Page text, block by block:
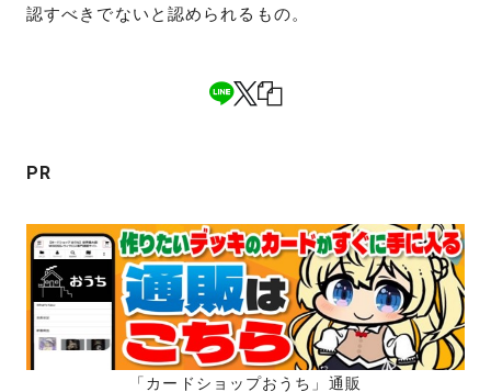
認すべきでないと認められるもの。
PR
「カードショップおうち」通販